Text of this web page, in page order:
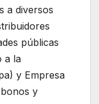
a diversos
públicas
a la
y Empresa
y